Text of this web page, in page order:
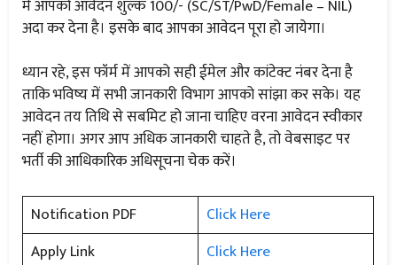
में आपको आवेदन शुल्क 100/- (SC/ST/PwD/Female – NIL)
अदा कर देना है। इसके बाद आपका आवेदन पूरा हो जायेगा।
ध्यान रहे, इस फॉर्म में आपको सही ईमेल और कांटेक्ट नंबर देना है
ताकि भविष्य में सभी जानकारी विभाग आपको सांझा कर सके। यह
आवेदन तय तिथि से सबमिट हो जाना चाहिए वरना आवेदन स्वीकार
नहीं होगा। अगर आप अधिक जानकारी चाहते है, तो वेबसाइट पर
भर्ती की आधिकारिक अधिसूचना चेक करें।
Notification PDF
Click Here
Apply Link
Click Here